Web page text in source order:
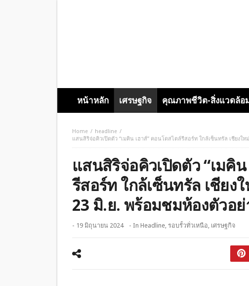
หน้าหลัก เศรษฐกิจ คุณภาพชีวิต-สิ่งแวดล้อ
Home
headline
แสนสิริจ่อคิวเปิดตัว “เมคิน เฮาส์” คอนโดสไตล์รีสอร์ท ใกล้เซ็นทรัล เชียงใ
แสนสิริจ่อคิวเปิดตัว “เมคิ
รีสอร์ท ใกล้เซ็นทรัล เชียง
23 มิ.ย. พร้อมชมห้องตัวอย่
- 19 มิถุนายน 2024 - In Headline, รอบรั้วทั่วเหนือ, เศรษฐกิจ